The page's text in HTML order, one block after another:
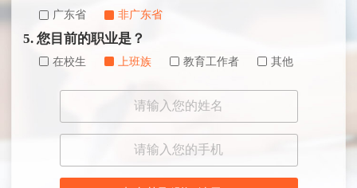
广东省 非广东省
5. 您目前的职业是？
在校生 上班族 教育工作者 其他